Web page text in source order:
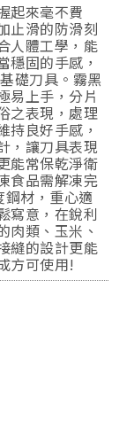
起來毫不費
止滑的防滑刻
人體工學，能
穩固的手感，
礎刀具。霧黑
易上手，分片
之表現，處理
持良好手感，
，讓刀具表現
能常保乾淨衛
食品需解凍完
材，重心適
寫意，在銳利
肉類、玉米、
縫的設計更能
方可使用!